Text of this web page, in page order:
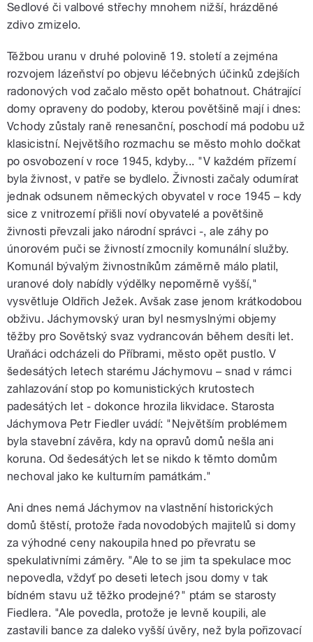
Sedlové či valbové střechy mnohem nižší, hrázděné
zdivo zmizelo.
Těžbou uranu v druhé polovině 19. století a zejména
rozvojem lázeňství po objevu léčebných účinků zdejších
radonových vod začalo město opět bohatnout. Chátrající
domy opraveny do podoby, kterou povětšině mají i dnes:
Vchody zůstaly raně renesanční, poschodí má podobu už
klasicistní. Největšího rozmachu se město mohlo dočkat
po osvobození v roce 1945, kdyby... "V každém přízemí
byla živnost, v patře se bydlelo. Živnosti začaly odumírat
jednak odsunem německých obyvatel v roce 1945 – kdy
sice z vnitrozemí přišli noví obyvatelé a povětšině
živnosti převzali jako národní správci -, ale záhy po
únorovém puči se živností zmocnily komunální služby.
Komunál bývalým živnostníkům záměrně málo platil,
uranové doly nabídly výdělky nepoměrně vyšší,"
vysvětluje Oldřich Ježek. Avšak zase jenom krátkodobou
obživu. Jáchymovský uran byl nesmyslnými objemy
těžby pro Sovětský svaz vydrancován během desíti let.
Uraňáci odcházeli do Příbrami, město opět pustlo. V
šedesátých letech starému Jáchymovu – snad v rámci
zahlazování stop po komunistických krutostech
padesátých let - dokonce hrozila likvidace. Starosta
Jáchymova Petr Fiedler uvádí: "Největším problémem
byla stavební závěra, kdy na opravů domů nešla ani
koruna. Od šedesátých let se nikdo k těmto domům
nechoval jako ke kulturním památkám."
Ani dnes nemá Jáchymov na vlastnění historických
domů štěstí, protože řada novodobých majitelů si domy
za výhodné ceny nakoupila hned po převratu se
spekulativními záměry. "Ale to se jim ta spekulace moc
nepovedla, vždyť po deseti letech jsou domy v tak
bídném stavu už těžko prodejné?" ptám se starosty
Fiedlera. "Ale povedla, protože je levně koupili, ale
zastavili bance za daleko vyšší úvěry, než byla pořizovací